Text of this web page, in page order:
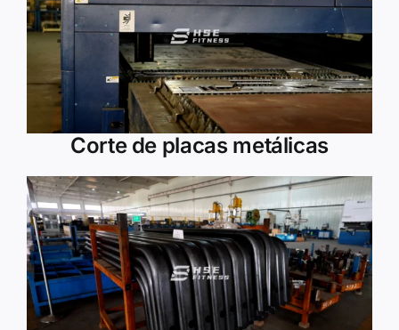
Corte de placas metálicas